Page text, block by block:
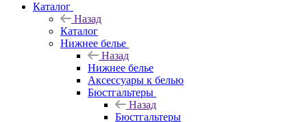
Каталог
Назад
Каталог
Нижнее белье
Назад
Нижнее белье
Аксессуары к белью
Бюстгальтеры
Назад
Бюстгальтеры